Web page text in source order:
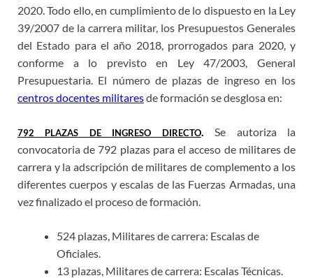
2020. Todo ello, en cumplimiento de lo dispuesto en la Ley
39/2007 de la carrera militar, los Presupuestos Generales
del Estado para el año 2018, prorrogados para 2020, y
conforme a lo previsto en Ley 47/2003, General
Presupuestaria. El número de plazas de ingreso en los
centros docentes militaresde formación se desglosa en:
792 PLAZAS DE INGRESO DIRECTO. Se autoriza la
convocatoria de 792 plazas para el acceso de militares de
carrera y la adscripción de militares de complemento a los
diferentes cuerpos y escalas de las Fuerzas Armadas, una
vez finalizado el proceso de formación.
524 plazas, Militares de carrera: Escalas de
Oficiales.
13 plazas, Militares de carrera: Escalas Técnicas.